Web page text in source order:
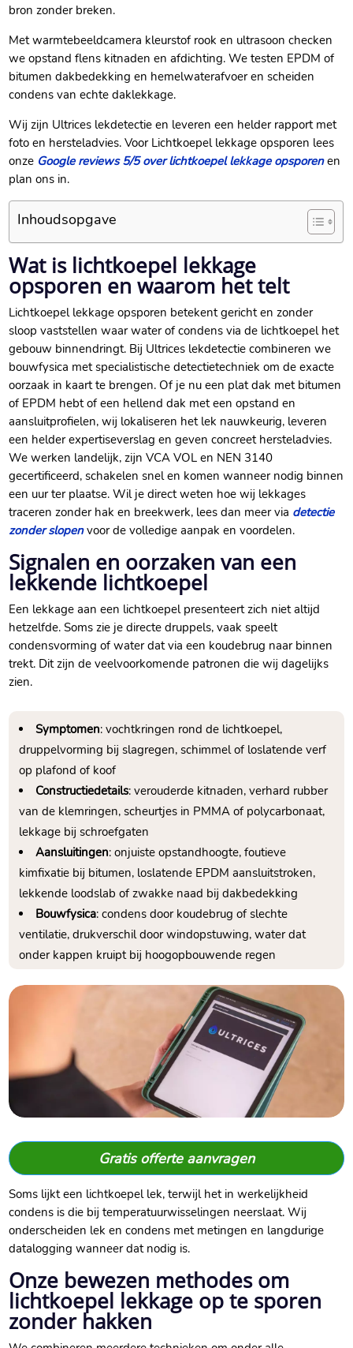
bron zonder breken.
Met warmtebeeldcamera kleurstof rook en ultrasoon checken
we opstand flens kitnaden en afdichting. We testen EPDM of
bitumen dakbedekking en hemelwaterafvoer en scheiden
condens van echte daklekkage.
Wij zijn Ultrices lekdetectie en leveren een helder rapport met
foto en hersteladvies. Voor Lichtkoepel lekkage opsporen lees
onze Google reviews 5/5 over lichtkoepel lekkage opsporenen
plan ons in.
Inhoudsopgave
Wat is lichtkoepel lekkage
opsporen en waarom het telt
Lichtkoepel lekkage opsporen betekent gericht en zonder
sloop vaststellen waar water of condens via de lichtkoepel het
gebouw binnendringt. Bij Ultrices lekdetectie combineren we
bouwfysica met specialistische detectietechniek om de exacte
oorzaak in kaart te brengen. Of je nu een plat dak met bitumen
of EPDM hebt of een hellend dak met een opstand en
aansluitprofielen, wij lokaliseren het lek nauwkeurig, leveren
een helder expertiseverslag en geven concreet hersteladvies.
We werken landelijk, zijn VCA VOL en NEN 3140
gecertificeerd, schakelen snel en komen wanneer nodig binnen
een uur ter plaatse. Wil je direct weten hoe wij lekkages
traceren zonder hak en breekwerk, lees dan meer via detectie
zonder slopenvoor de volledige aanpak en voordelen.
Signalen en oorzaken van een
lekkende lichtkoepel
Een lekkage aan een lichtkoepel presenteert zich niet altijd
hetzelfde. Soms zie je directe druppels, vaak speelt
condensvorming of water dat via een koudebrug naar binnen
trekt. Dit zijn de veelvoorkomende patronen die wij dagelijks
zien.
Symptomen: vochtkringen rond de lichtkoepel,
druppelvorming bij slagregen, schimmel of loslatende verf
op plafond of koof
Constructiedetails: verouderde kitnaden, verhard rubber
van de klemringen, scheurtjes in PMMA of polycarbonaat,
lekkage bij schroefgaten
Aansluitingen: onjuiste opstandhoogte, foutieve
kimfixatie bij bitumen, loslatende EPDM aansluitstroken,
lekkende loodslab of zwakke naad bij dakbedekking
Bouwfysica: condens door koudebrug of slechte
ventilatie, drukverschil door windopstuwing, water dat
onder kappen kruipt bij hoogopbouwende regen
Gratis offerte aanvragen
Soms lijkt een lichtkoepel lek, terwijl het in werkelijkheid
condens is die bij temperatuurwisselingen neerslaat. Wij
onderscheiden lek en condens met metingen en langdurige
datalogging wanneer dat nodig is.
Onze bewezen methodes om
lichtkoepel lekkage op te sporen
zonder hakken